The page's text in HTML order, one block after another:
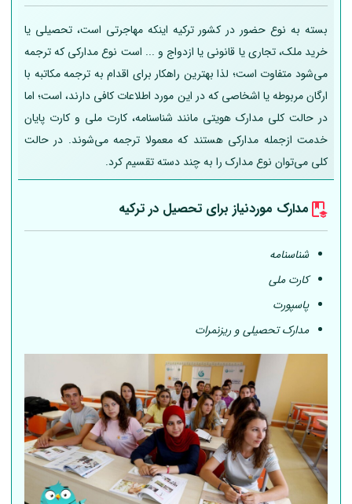
بسته به نوع حضور در کشور ترکیه اینکه مهاجرتی است، تحصیلی یا
خرید ملک، تجاری یا قانونی یا ازدواج و ... است نوع مدارکی که ترجمه
می‌شود متفاوت است؛ لذا بهترین راهکار برای اقدام به ترجمه مکاتبه با
ارگان مربوطه یا اشخاصی که در این مورد اطلاعات کافی دارند، است؛ اما
در حالت کلی مدارک هویتی مانند شناسنامه، کارت ملی و کارت پایان
خدمت ازجمله مدارکی هستند که معمولا ترجمه می‌شوند. در حالت
کلی می‌توان نوع مدارک را به چند دسته تقسیم کرد.
مدارک موردنیاز برای تحصیل در ترکیه
شناسنامه
کارت ملی
پاسپورت
مدارک تحصیلی و ریزنمرات